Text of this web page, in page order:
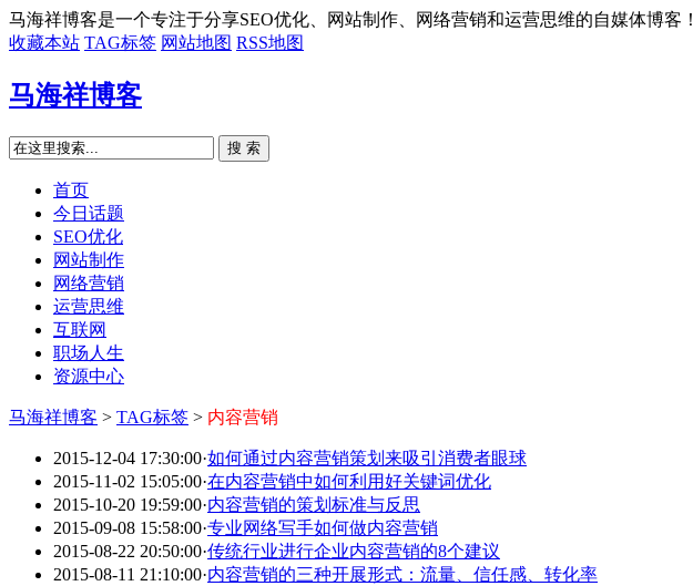
马海祥博客是一个专注于分享SEO优化、网站制作、网络营销和运营思维的自媒体博客！
收藏本站 TAG标签 网站地图 RSS地图
马海祥博客
搜 索
首页
今日话题
SEO优化
网站制作
网络营销
运营思维
互联网
职场人生
资源中心
马海祥博客 > TAG标签 > 内容营销
2015-12-04 17:30:00·如何通过内容营销策划来吸引消费者眼球
2015-11-02 15:05:00·在内容营销中如何利用好关键词优化
2015-10-20 19:59:00·内容营销的策划标准与反思
2015-09-08 15:58:00·专业网络写手如何做内容营销
2015-08-22 20:50:00·传统行业进行企业内容营销的8个建议
2015-08-11 21:10:00·内容营销的三种开展形式：流量、信任感、转化率